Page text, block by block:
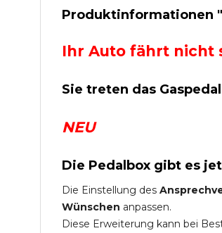
Produktinformationen
Ihr Auto fährt nicht
Sie treten das
NEU
Die Pedalbox gibt es
Die Einstellung des
Wünschen anpassen.
Diese Erweiterung kann bei